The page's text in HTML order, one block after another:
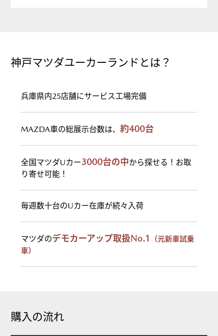
神戸マツダユーカーランドとは？
兵庫県内25店舗にサービス工場完備
MAZDA車の総展示台数は、 約400台
全国マツダUカー3000台の中から探せる！お取
り寄せ可能！
毎週数十台のUカー在庫が続々入荷
マツダのデモカーアップ取扱No.1
（元新車試乗
車）
購入の流れ